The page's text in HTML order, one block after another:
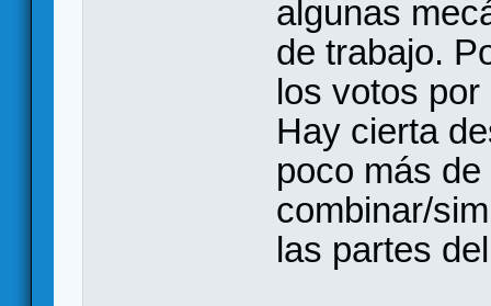
algunas
de trabajo.
los votos
Hay cierta
poco más
combinar/
las partes